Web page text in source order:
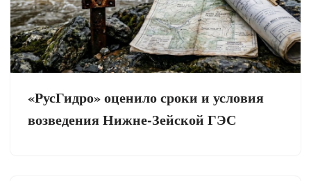
«РусГидро» оценило сроки и условия
возведения Нижне-Зейской ГЭС